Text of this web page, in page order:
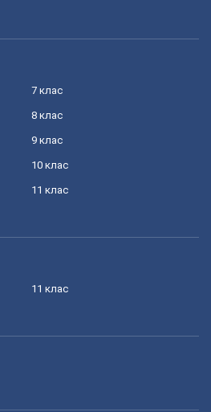
7 клас
8 клас
9 клас
10 клас
11 клас
11 клас